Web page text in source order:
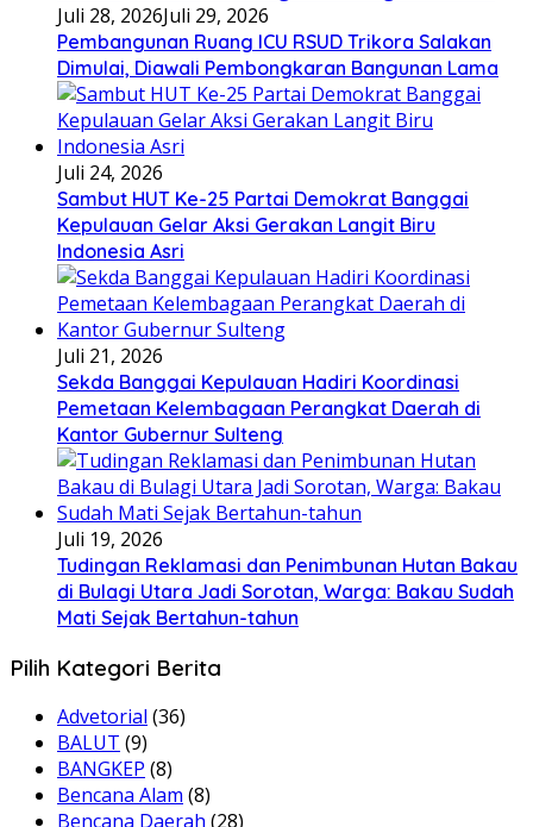
Juli 28, 2026Juli 29, 2026
Pembangunan Ruang ICU RSUD Trikora Salakan
Dimulai, Diawali Pembongkaran Bangunan Lama
Juli 24, 2026
Sambut HUT Ke-25 Partai Demokrat Banggai
Kepulauan Gelar Aksi Gerakan Langit Biru
Indonesia Asri
Juli 21, 2026
Sekda Banggai Kepulauan Hadiri Koordinasi
Pemetaan Kelembagaan Perangkat Daerah di
Kantor Gubernur Sulteng
Juli 19, 2026
Tudingan Reklamasi dan Penimbunan Hutan Bakau
di Bulagi Utara Jadi Sorotan, Warga: Bakau Sudah
Mati Sejak Bertahun-tahun
Pilih Kategori Berita
Advetorial (36)
BALUT (9)
BANGKEP (8)
Bencana Alam (8)
Bencana Daerah (28)